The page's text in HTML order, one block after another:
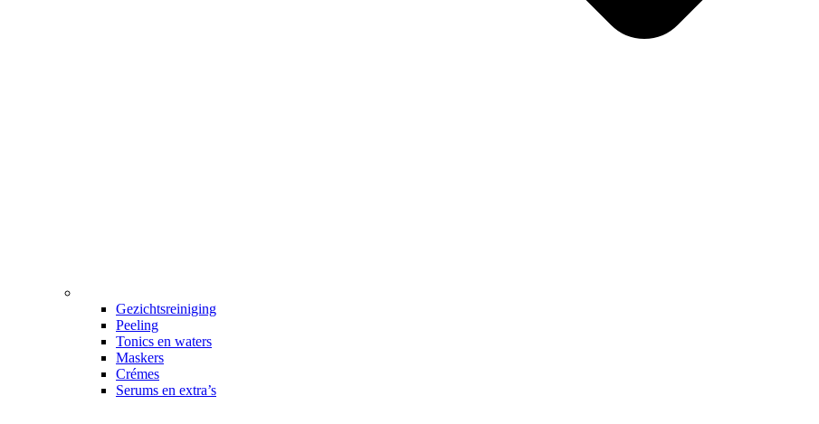
Gezichtsreiniging
Peeling
Tonics en waters
Maskers
Crémes
Serums en extra’s